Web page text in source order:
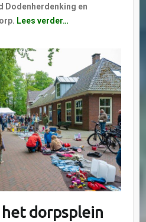
Dodenherdenking en
Lees verder…
dorpsplein